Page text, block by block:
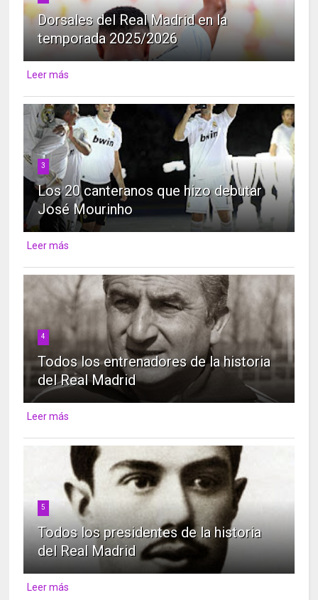
Dorsales del Real Madrid en la
temporada 2025/2026
Leer más
3
Los 20 canteranos que hizo debutar
José Mourinho
Leer más
4
Todos los entrenadores de la historia
del Real Madrid
Leer más
5
Todos los presidentes de la historia
del Real Madrid
Leer más